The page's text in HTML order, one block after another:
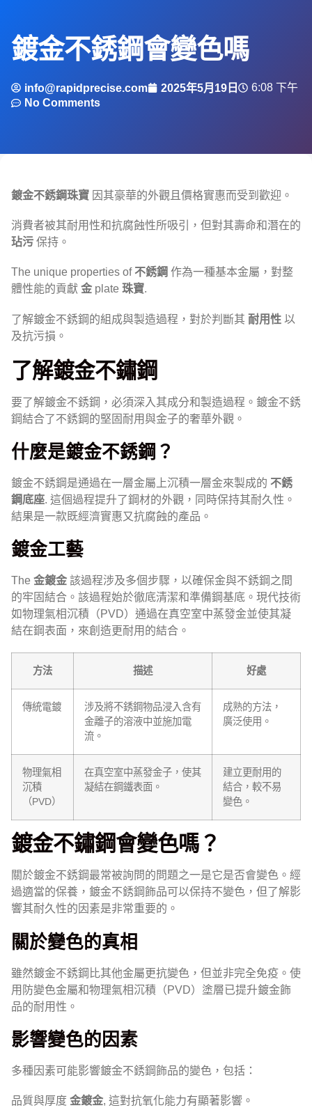
鍍金不銹鋼會變色嗎
info@rapidprecise.com 2025年5月19日
6:08 下午
No Comments
鍍金不銹鋼珠寶 因其豪華的外觀且價格實惠而受到歡迎。
消費者被其耐用性和抗腐蝕性所吸引，但對其壽命和潛在的
玷污 保持。
The unique properties of 不銹鋼 作為一種基本金屬，對整
體性能的貢獻 金 plate 珠寶.
了解鍍金不銹鋼的組成與製造過程，對於判斷其 耐用性 以
及抗污損。
了解鍍金不鏽鋼
要了解鍍金不銹鋼，必須深入其成分和製造過程。鍍金不銹
鋼結合了不銹鋼的堅固耐用與金子的奢華外觀。
什麼是鍍金不銹鋼？
鍍金不銹鋼是通過在一層金屬上沉積一層金來製成的 不銹
鋼底座. 這個過程提升了鋼材的外觀，同時保持其耐久性。
結果是一款既經濟實惠又抗腐蝕的產品。
鍍金工藝
The 金鍍金 該過程涉及多個步驟，以確保金與不銹鋼之間
的牢固結合。該過程始於徹底清潔和準備鋼基底。現代技術
如物理氣相沉積（PVD）通過在真空室中蒸發金並使其凝
結在鋼表面，來創造更耐用的結合。
方法 描述 好處
傳統電鍍
涉及將不銹鋼物品浸入含有
金離子的溶液中並施加電
流。
成熟的方法，
廣泛使用。
物理氣相
沉積
（PVD）
在真空室中蒸發金子，使其
凝結在鋼鐵表面。
建立更耐用的
結合，較不易
變色。
鍍金不鏽鋼會變色嗎？
關於鍍金不銹鋼最常被詢問的問題之一是它是否會變色。經
過適當的保養，鍍金不銹鋼飾品可以保持不變色，但了解影
響其耐久性的因素是非常重要的。
關於變色的真相
雖然鍍金不銹鋼比其他金屬更抗變色，但並非完全免疫。使
用防變色金屬和物理氣相沉積（PVD）塗層已提升鍍金飾
品的耐用性。
影響變色的因素
多種因素可能影響鍍金不銹鋼飾品的變色，包括：
品質與厚度 金鍍金, 這對抗氧化能力有顯著影響。